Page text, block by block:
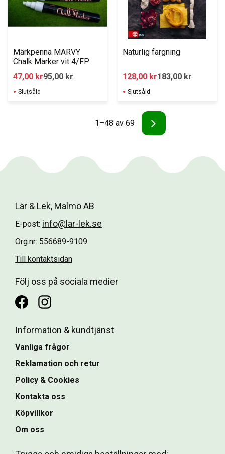
Märkpenna MARVY
Chalk Marker vit 4/FP
47,00 kr95,00kr
Slutsåld
Naturlig färgning
128,00 kr183,00kr
Slutsåld
1–48 av 69
Lär & Lek, Malmö AB
E-post: info@lar-lek.se
Org.nr: 556689-9109
Till kontaktsidan
Följ oss på sociala medier
Information & kundtjänst
Vanliga frågor
Reklamation och retur
Policy & Cookies
Kontakta oss
Köpvillkor
Om oss